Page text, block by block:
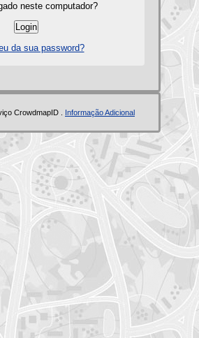
neste computador?
da sua password?
CrowdmapID . Informação Adicional